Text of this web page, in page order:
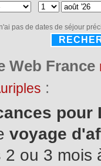
pas de dates de séjour
Web France
:
pour
voyage
2 ou 3 mois